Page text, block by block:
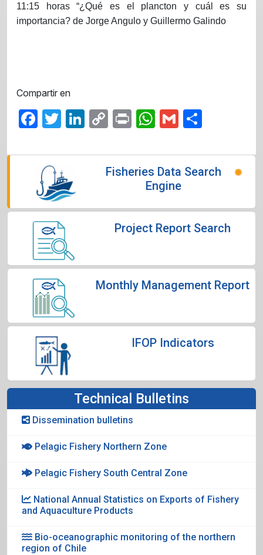
11:15 horas “¿Qué es el plancton y cuál es su
importancia? de Jorge Angulo y Guillermo Galindo
Compartir en
Facebook
Twitter
LinkedIn
CopyPrintWhatsApp
Gmail
Fisheries Data Search
Engine
Project Report Search
Monthly Management Report
IFOP Indicators
Technical Bulletins
Dissemination bulletins
Pelagic Fishery Northern Zone
Pelagic Fishery South Central Zone
National Annual Statistics on Exports of Fishery
and Aquaculture Products
Bio-oceanographic monitoring of the northern
region of Chile